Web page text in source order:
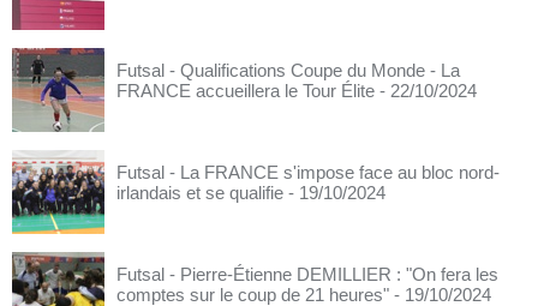
Futsal - Qualifications Coupe du Monde - La
FRANCE accueillera le Tour Élite - 22/10/2024
Futsal - La FRANCE s'impose face au bloc nord-
irlandais et se qualifie - 19/10/2024
Futsal - Pierre-Étienne DEMILLIER : "On fera les
comptes sur le coup de 21 heures" - 19/10/2024